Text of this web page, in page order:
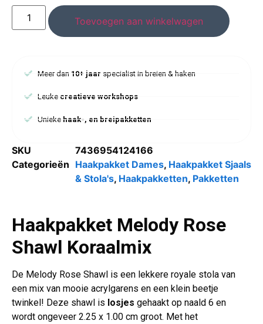
Toevoegen aan winkelwagen
Meer dan 10+ jaar specialist in breien & haken
Leuke creatieve workshops
Uniekehaak-, en breipakketten
SKU
7436954124166
Categorieën Haakpakket Dames, Haakpakket Sjaals
& Stola's, Haakpakketten, Pakketten
Haakpakket Melody Rose
Shawl Koraalmix
De Melody Rose Shawl is een lekkere royale stola van
een mix van mooie acrylgarens en een klein beetje
twinkel! Deze shawl is losjes gehaakt op naald 6 en
wordt ongeveer 2.25 x 1.00 cm groot. Met het